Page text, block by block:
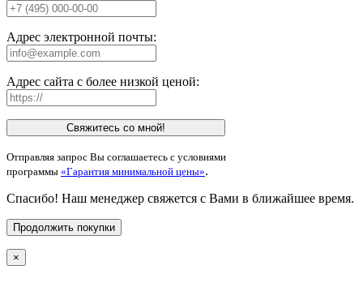
Адрес электронной почты:
Адрес сайта с более низкой ценой:
Свяжитесь со мной!
Отправляя запрос Вы соглашаетесь с условиями
программы «Гарантия минимальной цены».
Спасибо! Наш менеджер свяжется с Вами в ближайшее время.
Продолжить покупки
×